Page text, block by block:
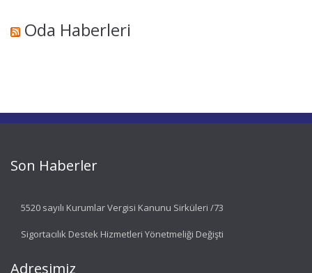
Oda Haberleri
Son Haberler
5520 sayılı Kurumlar Vergisi Kanunu Sirküleri /73
Sigortacılık Destek Hizmetleri Yönetmeliği Değişti
Adresimiz